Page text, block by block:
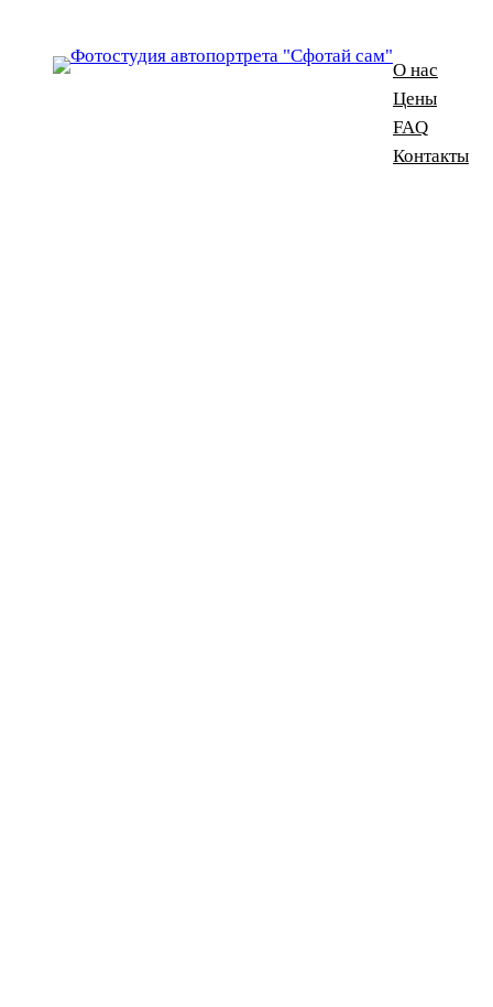
О нас
Цены
FAQ
Контакты